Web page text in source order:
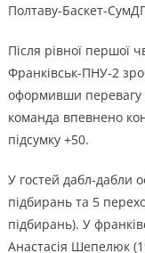
Полтаву-Баскет-
Після рівної першої
Франківськ-ПНУ-2
оформивши перевагу
команда впевнено
підсумку +50.
У гостей дабл-дабли
підбирань та 5
підбирань). У
Анастасія Шепелюк